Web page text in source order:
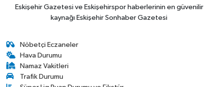
Eskişehir Gazetesi ve Eskişehirspor haberlerinin en güvenilir
kaynağı Eskişehir Sonhaber Gazetesi
Nöbetçi Eczaneler
Hava Durumu
Namaz Vakitleri
Trafik Durumu